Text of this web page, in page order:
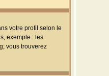
votre profil selon le
exemple : les
vous trouverez